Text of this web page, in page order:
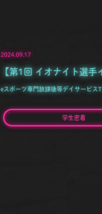
2024.09.17
【第1回 イオナイト選
eスポーツ専門放課後等デイサービス
学生密着